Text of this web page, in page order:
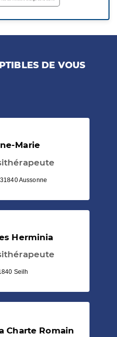
DE VOUS
Marie
Aussonne
Herminia
Seilh
Charte Romain